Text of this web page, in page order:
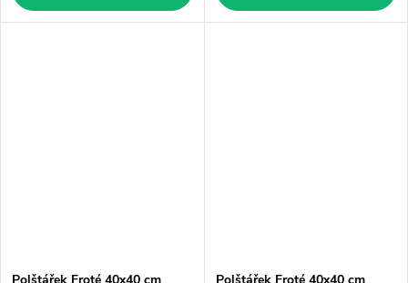
Polštářek Froté 40x40 cm
Polštářek Froté 40x40 cm